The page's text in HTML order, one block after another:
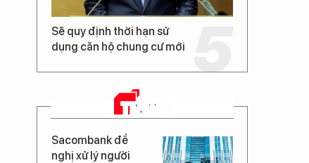
Sẽ quy định thời hạn sử
dụng căn hộ chung cư mới
TIN MỚI
Sacombank đề
nghị xử lý người